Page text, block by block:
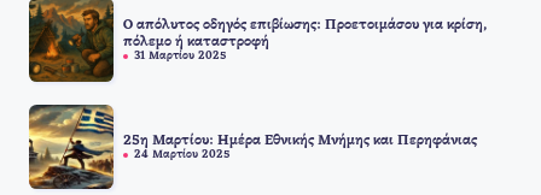
Ο απόλυτος οδηγός επιβίωσης: Προετοιμάσου για κρίση,
πόλεμο ή καταστροφή
31 Μαρτίου 2025
25η Μαρτίου: Ημέρα Εθνικής Μνήμης και Περηφάνιας
24 Μαρτίου 2025